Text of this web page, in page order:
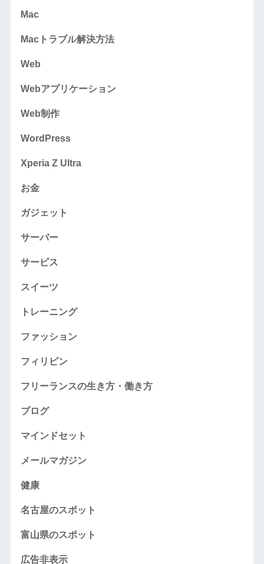
Mac
Macトラブル解決方法
Web
Webアプリケーション
Web制作
WordPress
Xperia Z Ultra
お金
ガジェット
サーバー
サービス
スイーツ
トレーニング
ファッション
フィリピン
フリーランスの生き方・働き方
ブログ
マインドセット
メールマガジン
健康
名古屋のスポット
富山県のスポット
広告非表示